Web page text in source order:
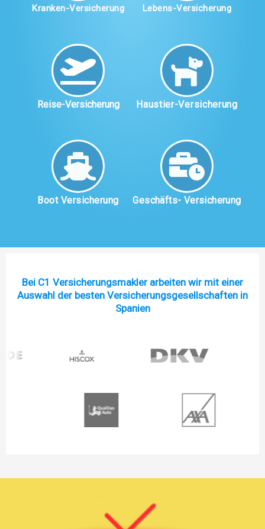
Kranken-Versicherung Lebens-Versicherung
Reise-Versicherung Haustier-Versicherung
Boot Versicherung Geschäfts- Versicherung
Bei C1 Versicherungsmakler arbeiten wir mit einer
Auswahl der besten Versicherungsgesellschaften in
Spanien